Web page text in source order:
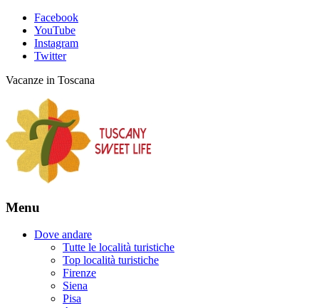
Facebook
YouTube
Instagram
Twitter
Vacanze in Toscana
Menu
Dove andare
Tutte le località turistiche
Top località turistiche
Firenze
Siena
Pisa